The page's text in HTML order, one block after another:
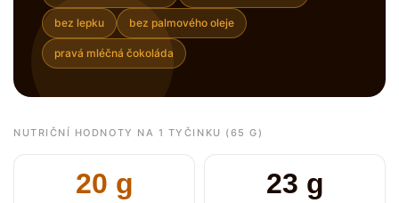
bez lepku bez palmového oleje
pravá mléčná čokoláda
NUTRIČNÍ HODNOTY NA 1 TYČINKU (65 G)
20 g 23 g